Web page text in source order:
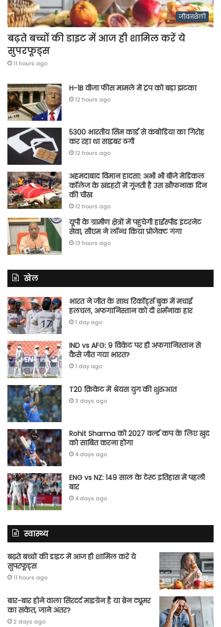
जीवनशैली
बढ़ते बच्चों की डाइट में आज ही शामिल करें ये
सुपरफूड्स
11 hours ago
H-1B वीजा फीस मामले में ट्रंप को बड़ा झटका
12 hours ago
5300 भारतीय सिम कार्ड से कंबोडिया का गिरोह
कर रहा था साइबर ठगी
12 hours ago
अहमदाबाद विमान हादसा: अभी भी बीजे मेडिकल
कॉलेज के खंडहरों में गूंजती है उस खौफनाक दिन
की चीख
12 hours ago
यूपी के ग्रामीण क्षेत्रों में पहुंचेगी हाईस्पीड इंटरनेट
सेवा, सीएम ने लॉन्च किया प्रोजेक्ट गंगा
13 hours ago
खेल
भारत ने जीत के साथ रिकॉर्ड्स बुक में मचाई
हलचल, अफगानिस्तान को दी शर्मनाक हार
1 day ago
IND vs AFG: 9 विकेट पर ही अफगानिस्तान से
कैसे जीत गया भारत?
1 day ago
T20 क्रिकेट में श्रेयस युग की शुरुआत
3 days ago
Rohit Sharma को 2027 वर्ल्‍ड कप के लिए खुद
को साबित करना होगा
4 days ago
ENG vs NZ: 149 साल के टेस्‍ट इतिहास में पहली
बार
4 days ago
स्वास्थ्य
बढ़ते बच्चों की डाइट में आज ही शामिल करें ये
सुपरफूड्स
11 hours ago
बार-बार होने वाला सिरदर्द माइग्रेन है या ब्रेन ट्यूमर
का संकेत, जाने अंतर?
2 days ago